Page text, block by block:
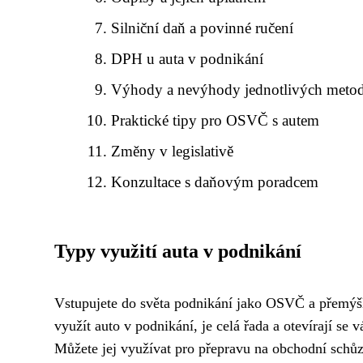
Silniční daň a povinné ručení
DPH u auta v podnikání
Výhody a nevýhody jednotlivých
Praktické tipy pro OSVČ s autem
Změny v legislativě
Konzultace s daňovým poradcem
Typy využití auta v podnikání
Vstupujete do světa podnikání jako OSVČ a
využít auto v podnikání, je celá řada a otevírají se
Můžete jej využívat pro přepravu na obchodní